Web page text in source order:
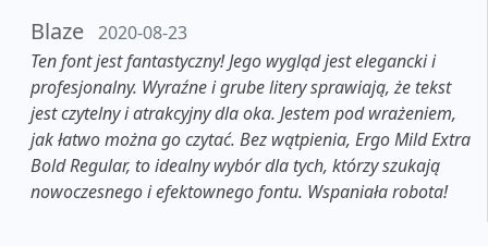
Blaze 2020-08-23
Ten font jest fantastyczny! Jego wygląd jest elegancki i
profesjonalny. Wyraźne i grube litery sprawiają, że tekst
jest czytelny i atrakcyjny dla oka. Jestem pod wrażeniem,
jak łatwo można go czytać. Bez wątpienia, Ergo Mild Extra
Bold Regular, to idealny wybór dla tych, którzy szukają
nowoczesnego i efektownego fontu. Wspaniała robota!